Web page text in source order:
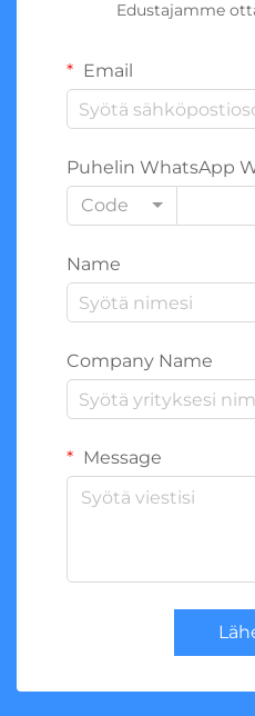
Edustajamme
Email
Puhelin WhatsApp
Code
Name
Company Name
Message